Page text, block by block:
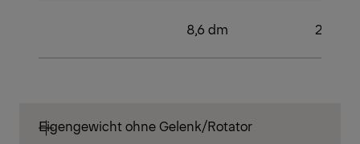
8,6 dm 2
Eigengewicht ohne Gelenk/Rotator